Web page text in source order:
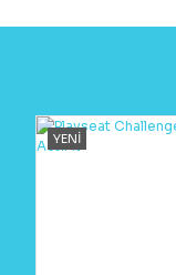
YENİ